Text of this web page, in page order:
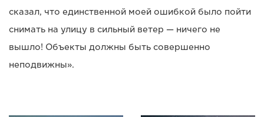
сказал, что единственной моей ошибкой было пойти
снимать на улицу в сильный ветер — ничего не
вышло! Объекты должны быть совершенно
неподвижны».